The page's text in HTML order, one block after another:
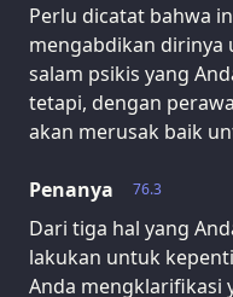
Perlu dicatat bahwa
mengabdikan dirinya
salam psikis yang
tetapi, dengan
akan merusak baik
76.3
Penanya
Dari tiga hal yang
lakukan untuk
Anda mengklarifikasi